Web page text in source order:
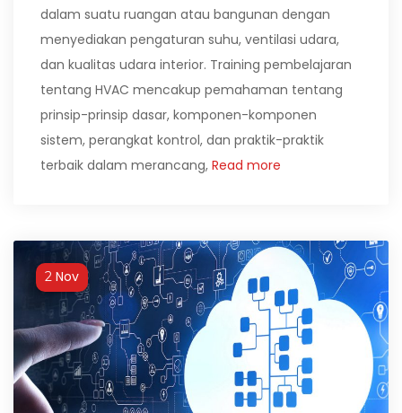
dalam suatu ruangan atau bangunan dengan
menyediakan pengaturan suhu, ventilasi udara,
dan kualitas udara interior. Training pembelajaran
tentang HVAC mencakup pemahaman tentang
prinsip-prinsip dasar, komponen-komponen
sistem, perangkat kontrol, dan praktik-praktik
terbaik dalam merancang, Read more
2 Nov